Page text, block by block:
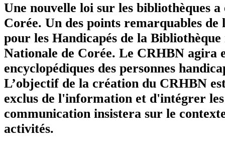
Une nouvelle loi sur les bibliothèques
Corée. Un des points remarquables
pour les Handicapés de la
Nationale de Corée. Le CRHBN agira
encyclopédiques des personnes
L’objectif de la création du CRHBN
exclus de l'information et d'intégrer les
communication insistera sur le
activités.